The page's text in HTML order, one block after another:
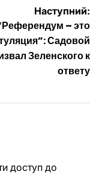
Наступний:
– это
Садовой
Зеленского к
ответу
доступ до